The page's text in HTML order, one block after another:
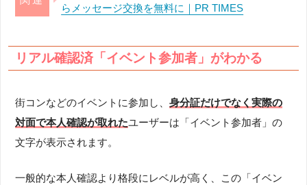
らメッセージ交換を無料に｜PR TIMES
リアル確認済「イベント参加者」がわかる
街コンなどのイベントに参加し、身分証だけでなく実際の
対面で本人確認が取れたユーザーは「イベント参加者」の
文字が表示されます。
一般的な本人確認より格段にレベルが高く、この「イベン